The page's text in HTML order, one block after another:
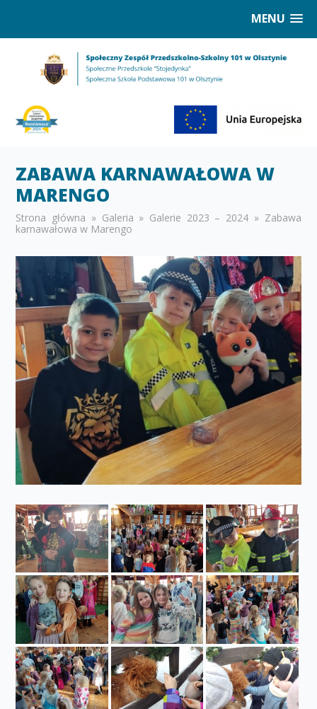
MENU
ZABAWA KARNAWAŁOWA W
MARENGO
Strona główna » Galeria » Galerie 2023 – 2024 » Zabawa
karnawałowa w Marengo